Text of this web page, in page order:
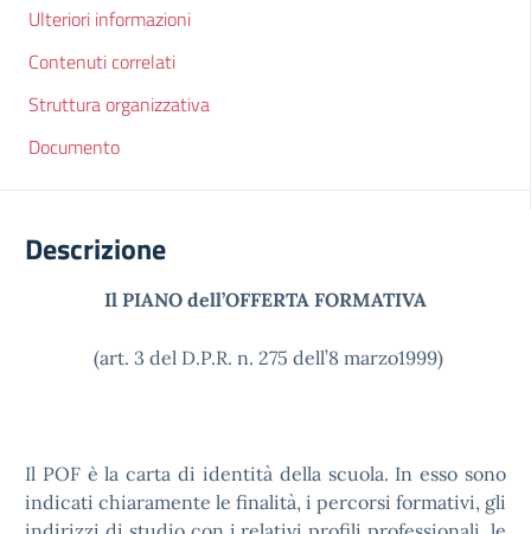
Ulteriori informazioni
Contenuti correlati
Struttura organizzativa
Documento
Descrizione
Il PIANO dell’OFFERTA FORMATIVA
(art. 3 del D.P.R. n. 275 dell’8 marzo1999)
Il POF è la carta di identità della scuola. In esso sono
indicati chiaramente le finalità, i percorsi formativi, gli